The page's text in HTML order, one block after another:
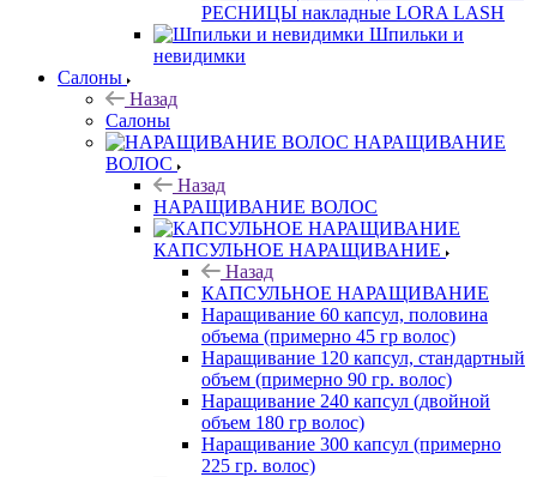
РЕСНИЦЫ накладные LORA LASH
Шпильки и
невидимки
Салоны
Назад
Салоны
НАРАЩИВАНИЕ
ВОЛОС
Назад
НАРАЩИВАНИЕ ВОЛОС
КАПСУЛЬНОЕ НАРАЩИВАНИЕ
Назад
КАПСУЛЬНОЕ НАРАЩИВАНИЕ
Наращивание 60 капсул, половина
объема (примерно 45 гр волос)
Наращивание 120 капсул, стандартный
объем (примерно 90 гр. волос)
Наращивание 240 капсул (двойной
объем 180 гр волос)
Наращивание 300 капсул (примерно
225 гр. волос)